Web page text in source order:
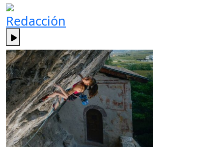
Redacción